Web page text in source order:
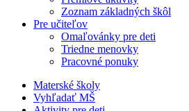
Zoznam základných škôl
Pre učiteľov
Omaľovánky pre deti
Triedne menovky
Pracovné ponuky
Materské školy
Vyhľadať MŠ